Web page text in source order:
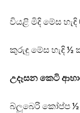
වියළි මිදි මේස හැඳි
කුරුඳු මේස හැඳි ½
උදෑසන කෙටි
බ්ලූබෙරි කෝප්ප